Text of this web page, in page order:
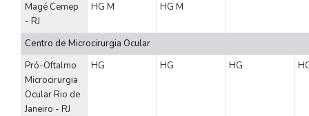
Magé Cemep
- RJ
HG M HG M
Centro de Microcirurgia Ocular
Pró-Oftalmo
Microcirurgia
Ocular Rio de
Janeiro - RJ
HG HG HG